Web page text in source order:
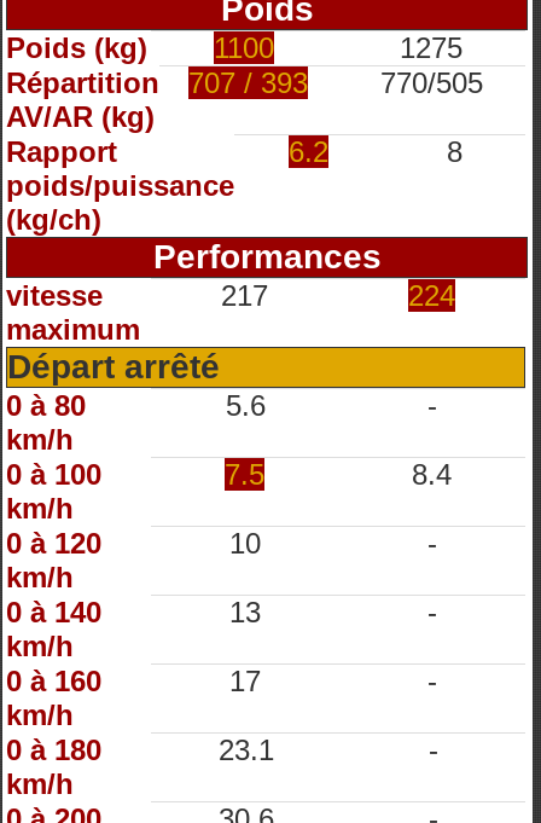
Poids
Poids (kg) 1100
1275
Répartition
AV/AR (kg)
707 / 393 770/505
Rapport
poids/puissance
(kg/ch)
6.2 8
Performances
vitesse
maximum
217 224
Départ arrêté
0 à 80
km/h
5.6 -
0 à 100
km/h
7.5 8.4
0 à 120
km/h
10 -
0 à 140
km/h
13 -
0 à 160
km/h
17 -
0 à 180
km/h
23.1 -